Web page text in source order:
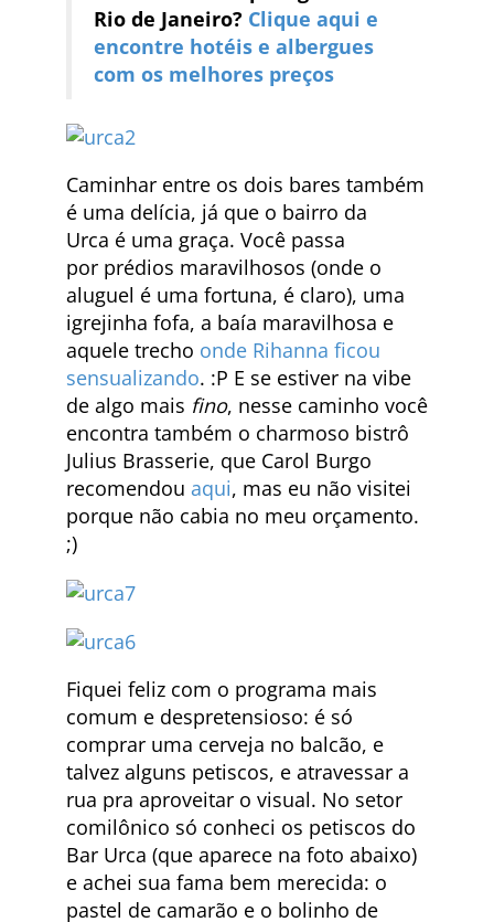
Rio de Janeiro? Clique aqui e
encontre hotéis e albergues
com os melhores preços
Caminhar entre os dois bares também
é uma delícia, já que o bairro da
Urca é uma graça. Você passa
por prédios maravilhosos (onde o
aluguel é uma fortuna, é claro), uma
igrejinha fofa, a baía maravilhosa e
aquele trecho onde Rihanna ficou
sensualizando. :P E se estiver na vibe
de algo mais fino, nesse caminho você
encontra também o charmoso bistrô
Julius Brasserie, que Carol Burgo
recomendou aqui, mas eu não visitei
porque não cabia no meu orçamento.
;)
Fiquei feliz com o programa mais
comum e despretensioso: é só
comprar uma cerveja no balcão, e
talvez alguns petiscos, e atravessar a
rua pra aproveitar o visual. No setor
comilônico só conheci os petiscos do
Bar Urca (que aparece na foto abaixo)
e achei sua fama bem merecida: o
pastel de camarão e o bolinho de